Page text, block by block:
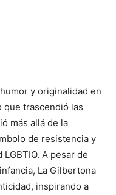
y originalidad en
que trascendió las
más allá de la
de resistencia y
A pesar de
La Gilbertona
inspirando a